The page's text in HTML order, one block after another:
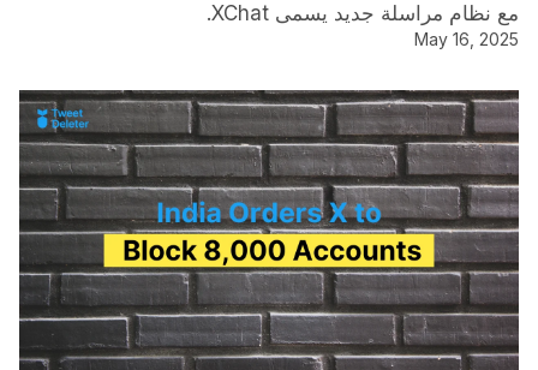
مع نظام مراسلة جديد يسمى XChat.
May 16, 2025